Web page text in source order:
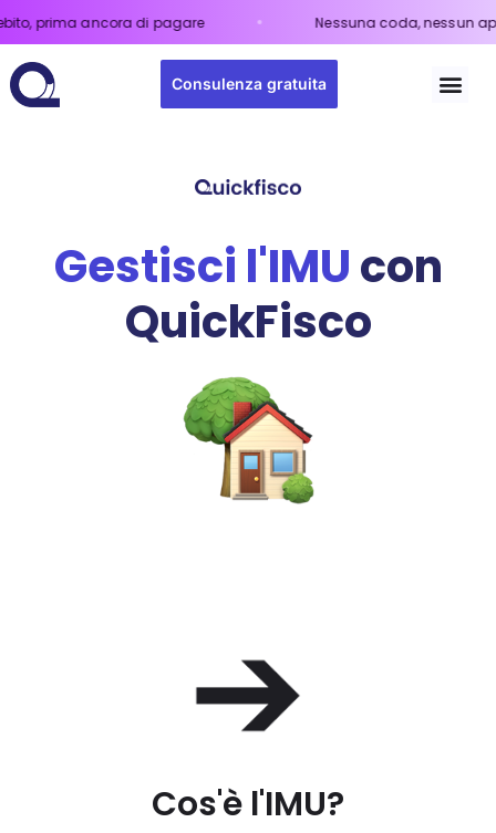
prima ancora di pagare Nessuna coda, nessun
Consulenza gratuita
Gestisci l'IMUcon
QuickFisco
Cos'è l'IMU?